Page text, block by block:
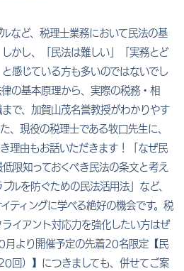
など、税理士業務において民法の基
かし、「民法は難しい」「実務とど
感じている方も多いのではないでし
の基本原理から、実際の税務・相
で、加賀山茂名誉教授がわかりやす
、現役の税理士である牧口先生に、
理由もお話いただきます！「なぜ民
限知っておくべき民法の条文と考え
ルを防ぐための民法活用法」など、
ティングに学べる絶好の機会です。税
イアント対応力を強化したい方はぜ
月より開催予定の先着20名限定【民
回）】につきましても、併せてご案